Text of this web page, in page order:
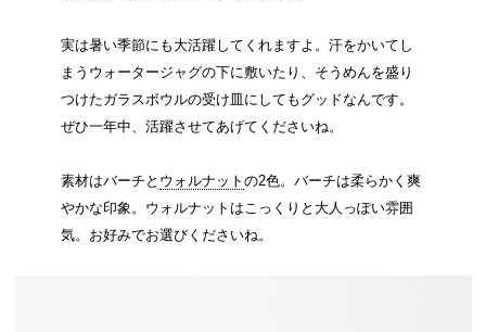
実は暑い季節にも大活躍してくれますよ。汗をかいてし
まうウォータージャグの下に敷いたり、そうめんを盛り
つけたガラスボウルの受け皿にしてもグッドなんです。
ぜひ一年中、活躍させてあげてくださいね。
素材はバーチと ウォルナット の2色。バーチは柔らかく爽
やかな印象。ウォルナットはこっくりと大人っぽい雰囲
気。お好みでお選びくださいね。